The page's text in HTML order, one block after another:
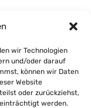
wir Technologien
und/oder darauf
können wir Daten
Website
oder zurückziehst,
werden.
vor der
aus einer